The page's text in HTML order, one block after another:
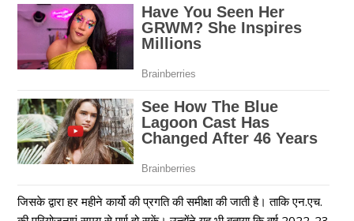
जिसके द्वारा हर महीने कार्यो की प्रगति की समीक्षा की जाती है। ताकि एन.एच.